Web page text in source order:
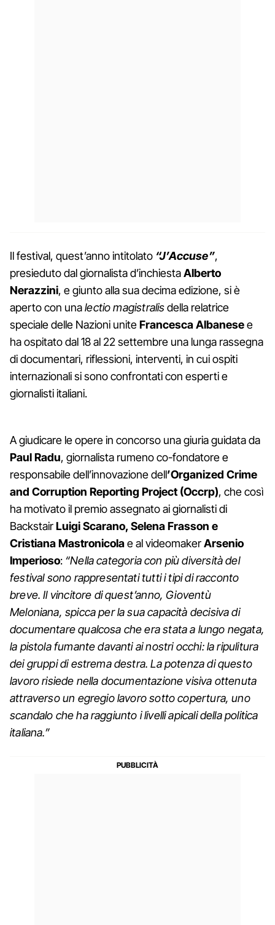
Il festival, quest’anno intitolato “J’Accuse”,
presieduto dal giornalista d’inchiestaAlberto
Nerazzini, e giunto alla sua decima edizione, si è
aperto con unalectio magistralisdella relatrice
speciale delle Nazioni uniteFrancesca Albanesee
ha ospitato dal 18 al 22 settembre una lunga rassegna
di documentari, riflessioni, interventi, in cui ospiti
internazionali si sono confrontati con esperti e
giornalisti italiani.
A giudicare le opere in concorso una giuria guidata da
Paul Radu, giornalista rumeno co-fondatore e
responsabile dell’innovazione dell’Organized Crime
and Corruption Reporting Project (Occrp), che così
ha motivato il premio assegnato ai giornalisti di
BackstairLuigi Scarano, Selena Frasson e
Cristiana Mastronicolae al videomakerArsenio
Imperioso: “Nella categoria con più diversità del
festival sono rappresentati tutti i tipi di racconto
breve. Il vincitore di quest’anno, Gioventù
Meloniana, spicca per la sua capacità decisiva di
documentare qualcosa che era stata a lungo negata,
la pistola fumante davanti ai nostri occhi: la ripulitura
dei gruppi di estrema destra. La potenza di questo
lavoro risiede nella documentazione visiva ottenuta
attraverso un egregio lavoro sotto copertura, uno
scandalo che ha raggiunto i livelli apicali della politica
italiana.”